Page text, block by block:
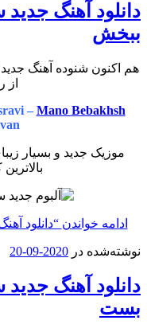
دانلود آهنگ
ببخش
هم اکنون شنوده آهنگ
از
– Mano Bebakhsh
موزیک جدید و بسیار
ادامه خواندن “دانلود
نوشته‌شده در 2020-09-20
دانلود آهنگ
بست